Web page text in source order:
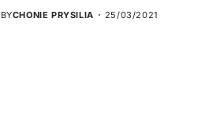
BYCHONIE PRYSILIA 25/03/2021